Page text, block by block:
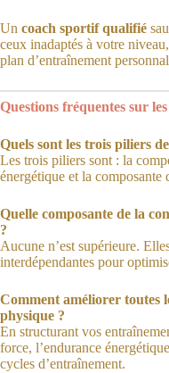
Un coach sportif qualifié
ceux inadaptés à votre
plan d’entraînement
Questions fréquentes sur
Quels sont les trois piliers
Les trois piliers sont : la
énergétique et la composante
Quelle composante de la
?
Aucune n’est supérieure.
interdépendantes pour
Comment améliorer toutes
physique ?
En structurant vos
force, l’endurance
cycles d’entraînement.